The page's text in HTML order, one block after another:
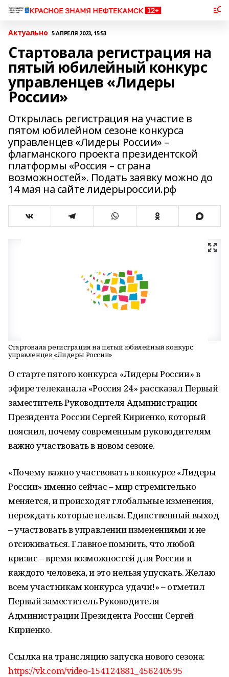
Актуально 5 АПРЕЛЯ 2023, 15:53
Стартовала регистрация на
пятый юбилейный конкурс
управленцев «Лидеры
России»
Открылась регистрация на участие в
пятом юбилейном сезоне конкурса
управленцев «Лидеры России» –
флагманского проекта президентской
платформы «Россия – страна
возможностей». Подать заявку можно до
14 мая на сайте лидерыроссии.рф
Стартовала регистрация на пятый юбилейный конкурс
управленцев «Лидеры России»
О старте пятого конкурса «Лидеры России» в
эфире телеканала «Россия 24» рассказал Первый
заместитель Руководителя Администрации
Президента России Сергей Кириенко, который
пояснил, почему современным руководителям
важно участвовать в новом сезоне.
«Почему важно участвовать в конкурсе «Лидеры
России» именно сейчас – мир стремительно
меняется, и происходят глобальные изменения,
переждать которые нельзя. Единственный выход
– участвовать в управлении изменениями и не
отсиживаться. Главное помнить, что любой
кризис – время возможностей для России и
каждого человека, и это нельзя упускать. Желаю
всем участникам конкурса удачи!» – отметил
Первый заместитель Руководителя
Администрации Президента России Сергей
Кириенко.
Cсылка на трансляцию запуска нового сезона:
https://vk.com/video-154124881_456240595